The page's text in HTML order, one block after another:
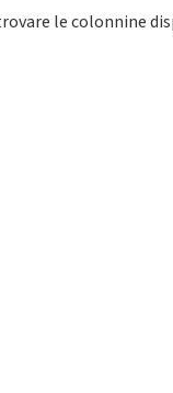
le colonnine